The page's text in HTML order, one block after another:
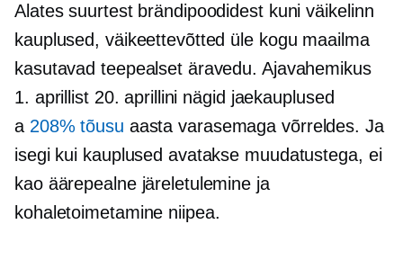
Alates suurtest brändipoodidest kuniväikelinn
kauplused, väikeettevõtted üle kogu maailma
kasutavad teepealset äravedu. Ajavahemikus
1. aprillist 20. aprillini nägid jaekauplused
a 208% tõusu aasta varasemaga võrreldes. Ja
isegi kui kauplused avatakse muudatustega, ei
kao äärepealne järeletulemine ja
kohaletoimetamine niipea.